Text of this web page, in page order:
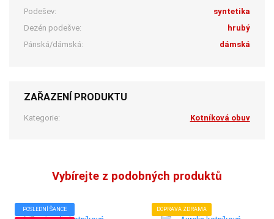
Podešev:
syntetika
Dezén podešve:
hrubý
Pánská/dámská:
dámská
ZAŘAZENÍ PRODUKTU
Kategorie: Kotníková obuv
Vybírejte z podobných produktů
POSLEDNÍ ŠANCE DOPRAVA ZDRAMA